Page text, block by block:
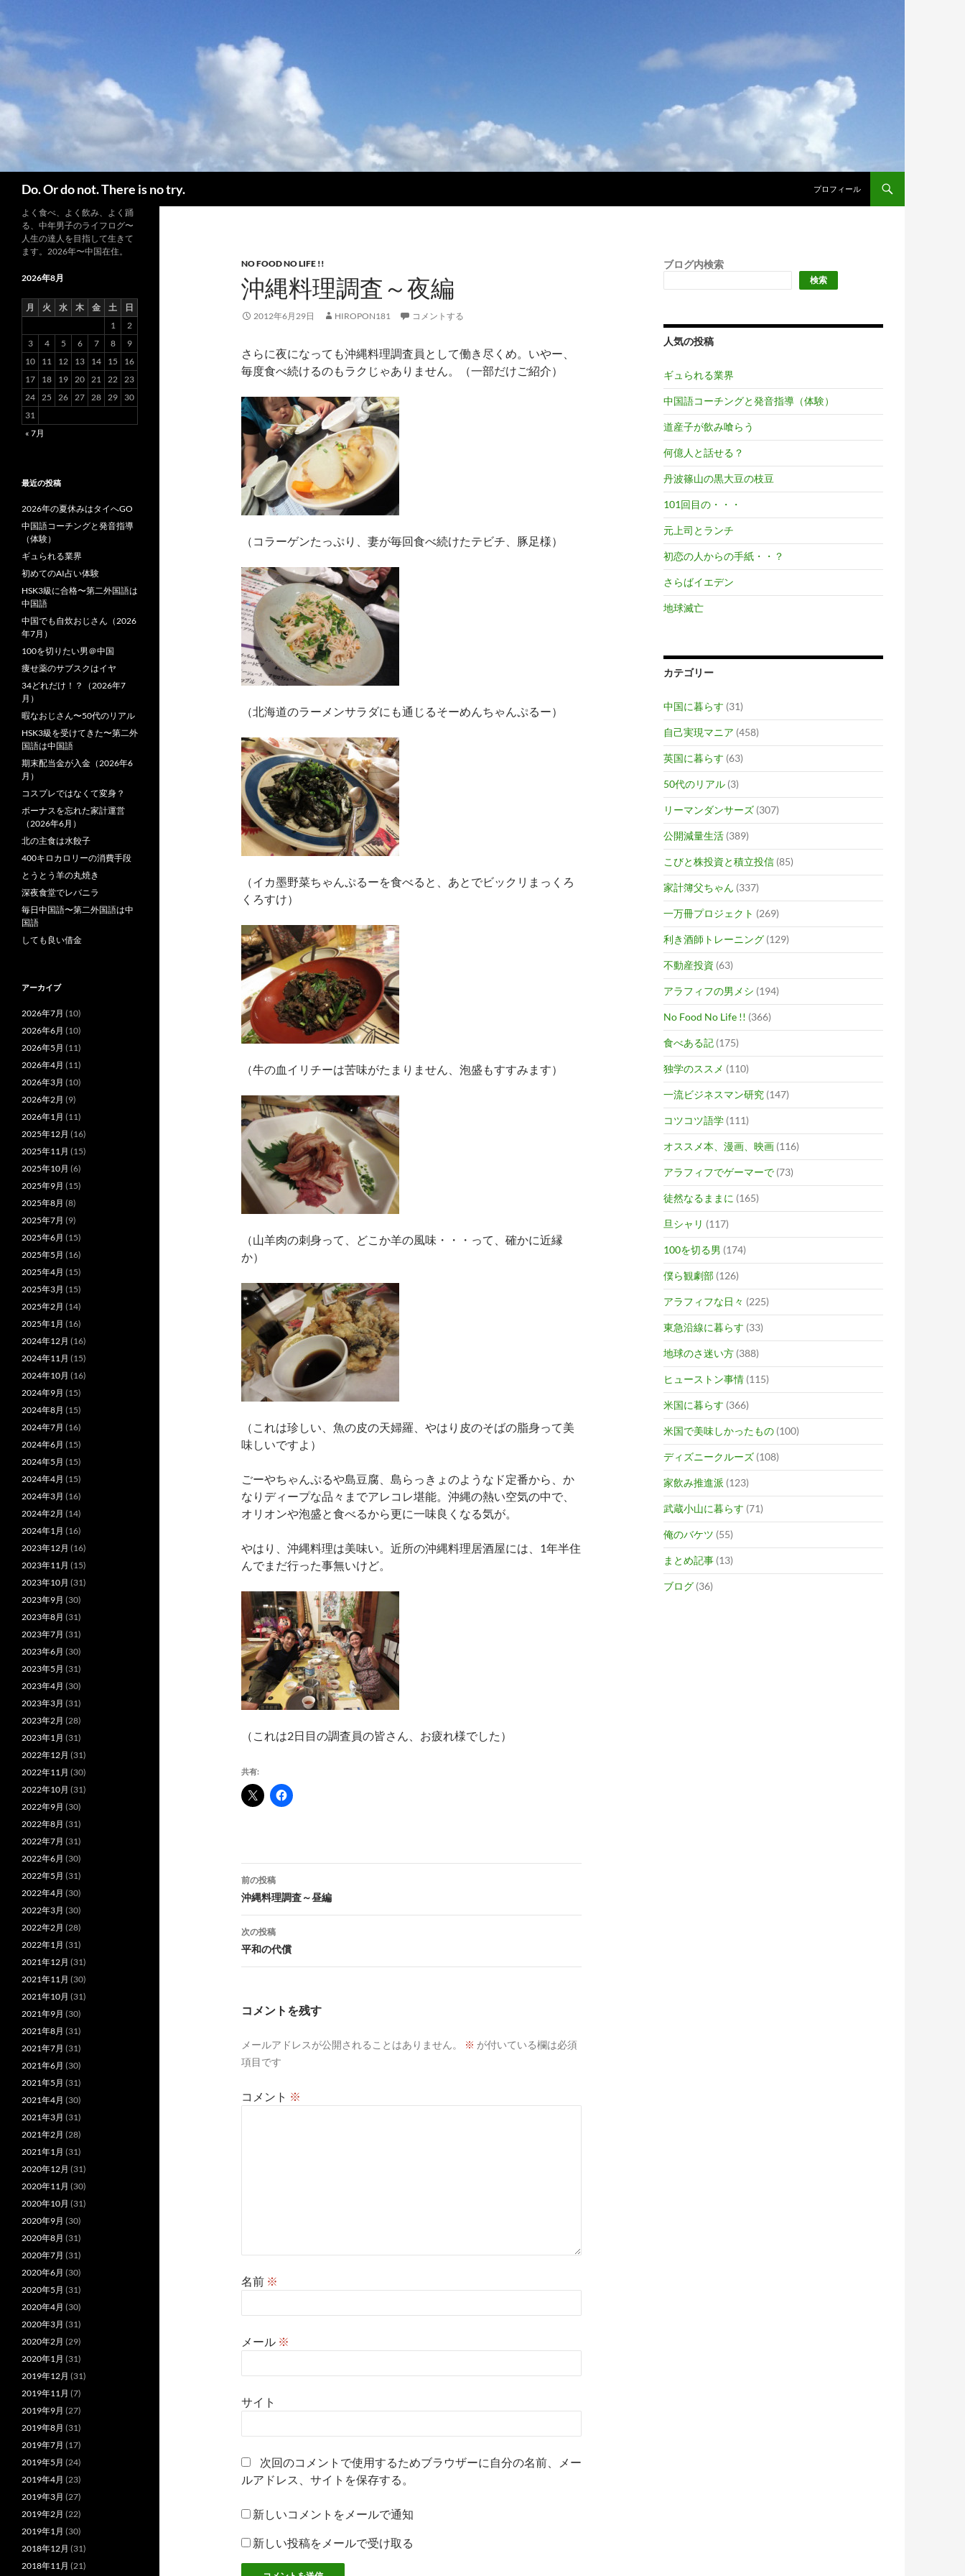
ン
Do. Or do not. There is no try. プロフィール
NO FOOD NO LIFE !!
沖縄料理調査～夜編
2012年6月29日 HIROPON181 コメントする
さらに夜になっても沖縄料理調査員として働き尽くめ。いやー、
毎度食べ続けるのもラクじゃありません。（一部だけご紹介）
（コラーゲンたっぷり、妻が毎回食べ続けたテビチ、豚足様）
（北海道のラーメンサラダにも通じるそーめんちゃんぷるー）
（イカ墨野菜ちゃんぷるーを食べると、あとでビックリまっくろ
くろすけ）
（牛の血イリチーは苦味がたまりません、泡盛もすすみます）
（山羊肉の刺身って、どこか羊の風味・・・って、確かに近縁
か）
（これは珍しい、魚の皮の天婦羅、やはり皮のそばの脂身って美
味しいですよ）
ごーやちゃんぷるや島豆腐、島らっきょのようなド定番から、か
なりディープな品々までアレコレ堪能。沖縄の熱い空気の中で、
オリオンや泡盛と食べるから更に一味良くなる気が。
やはり、沖縄料理は美味い。近所の沖縄料理居酒屋には、1年半住
んでまだ行った事無いけど。
（これは2日目の調査員の皆さん、お疲れ様でした）
共有:
投
稿
ナ
ビ
ゲ
ョ
前の投稿
沖縄料理調査～昼編
次の投稿
平和の代償
コメントを残す
メールアドレスが公開されることはありません。 ※ が付いている欄は必須
項目です
コメント ※
名前 ※
メール ※
サイト
次回のコメントで使用するためブラウザーに自分の名前、メー
ルアドレス、サイトを保存する。
新しいコメントをメールで通知
新しい投稿をメールで受け取る
ブログ内検索
検索
人気の投稿
ギュられる業界
中国語コーチングと発音指導（体験）
道産子が飲み喰らう
何億人と話せる？
丹波篠山の黒大豆の枝豆
101回目の・・・
元上司とランチ
初恋の人からの手紙・・？
さらばイエデン
地球滅亡
カテゴリー
中国に暮らす (31)
自己実現マニア (458)
英国に暮らす (63)
50代のリアル (3)
リーマンダンサーズ (307)
公開減量生活 (389)
こびと株投資と積立投信 (85)
家計簿父ちゃん (337)
一万冊プロジェクト (269)
利き酒師トレーニング (129)
不動産投資 (63)
アラフィフの男メシ (194)
No Food No Life !! (366)
食べある記 (175)
独学のススメ (110)
一流ビジネスマン研究 (147)
コツコツ語学 (111)
オススメ本、漫画、映画 (116)
アラフィフでゲーマーで (73)
徒然なるままに (165)
旦シャリ (117)
100を切る男 (174)
僕ら観劇部 (126)
アラフィフな日々 (225)
東急沿線に暮らす (33)
地球のさ迷い方 (388)
ヒューストン事情 (115)
米国に暮らす (366)
米国で美味しかったもの (100)
ディズニークルーズ (108)
家飲み推進派 (123)
武蔵小山に暮らす (71)
俺のバケツ (55)
まとめ記事 (13)
ブログ (36)
よく食べ、よく飲み、よく踊
る、中年男子のライフログ〜
人生の達人を目指して生きて
ます。2026年〜中国在住。
2026年8月
月 火 水 木 金 土
日
1
2
3
4 5 6 7 8
9
10
11 12 13 14 15
16
17
18 19 20 21 22 23
24 25 26 27 28 29
30
31
« 7月
最近の投稿
2026年の夏休みはタイへGO
中国語コーチングと発音指導
（体験）
ギュられる業界
初めてのAI占い体験
HSK3級に合格〜第二外国語は
中国語
中国でも自炊おじさん（2026
年7月）
100を切りたい男＠中国
痩せ薬のサブスクはイヤ
34どれだけ！？（2026年7
月）
暇なおじさん〜50代のリアル
HSK3級を受けてきた〜第二外
国語は中国語
期末配当金が入金（2026年6
月）
コスプレではなくて変身？
ボーナスを忘れた家計運営
（2026年6月）
北の主食は水餃子
400キロカロリーの消費手段
とうとう羊の丸焼き
深夜食堂でレバニラ
毎日中国語〜第二外国語は中
国語
しても良い借金
アーカイブ
2026年7月 (10)
2026年6月 (10)
2026年5月 (11)
2026年4月 (11)
2026年3月 (10)
2026年2月 (9)
2026年1月 (11)
2025年12月 (16)
2025年11月 (15)
2025年10月 (6)
2025年9月 (15)
2025年8月 (8)
2025年7月 (9)
2025年6月 (15)
2025年5月 (16)
2025年4月 (15)
2025年3月 (15)
2025年2月 (14)
2025年1月 (16)
2024年12月 (16)
2024年11月 (15)
2024年10月 (16)
2024年9月 (15)
2024年8月 (15)
2024年7月 (16)
2024年6月 (15)
2024年5月 (15)
2024年4月 (15)
2024年3月 (16)
2024年2月 (14)
2024年1月 (16)
2023年12月 (16)
2023年11月 (15)
2023年10月 (31)
2023年9月 (30)
2023年8月 (31)
2023年7月 (31)
2023年6月 (30)
2023年5月 (31)
2023年4月 (30)
2023年3月 (31)
2023年2月 (28)
2023年1月 (31)
2022年12月 (31)
2022年11月 (30)
2022年10月 (31)
2022年9月 (30)
2022年8月 (31)
2022年7月 (31)
2022年6月 (30)
2022年5月 (31)
2022年4月 (30)
2022年3月 (30)
2022年2月 (28)
2022年1月 (31)
2021年12月 (31)
2021年11月 (30)
2021年10月 (31)
2021年9月 (30)
2021年8月 (31)
2021年7月 (31)
2021年6月 (30)
2021年5月 (31)
2021年4月 (30)
2021年3月 (31)
2021年2月 (28)
2021年1月 (31)
2020年12月 (31)
2020年11月 (30)
2020年10月 (31)
2020年9月 (30)
2020年8月 (31)
2020年7月 (31)
2020年6月 (30)
2020年5月 (31)
2020年4月 (30)
2020年3月 (31)
2020年2月 (29)
2020年1月 (31)
2019年12月 (31)
2019年11月 (7)
2019年9月 (27)
2019年8月 (31)
2019年7月 (17)
2019年5月 (24)
2019年4月 (23)
2019年3月 (27)
2019年2月 (22)
2019年1月 (30)
2018年12月 (31)
2018年11月 (21)